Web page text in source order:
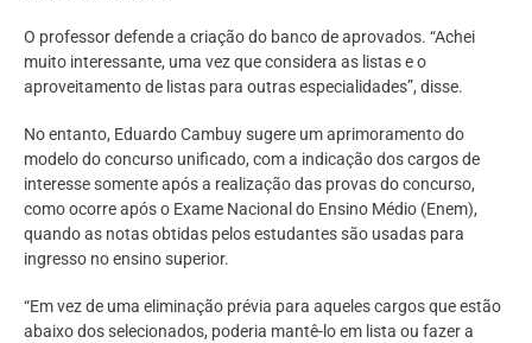
O professor defende a criação do banco de aprovados. “Achei
muito interessante, uma vez que considera as listas e o
aproveitamento de listas para outras especialidades”, disse.
No entanto, Eduardo Cambuy sugere um aprimoramento do
modelo do concurso unificado, com a indicação dos cargos de
interesse somente após a realização das provas do concurso,
como ocorre após o Exame Nacional do Ensino Médio (Enem),
quando as notas obtidas pelos estudantes são usadas para
ingresso no ensino superior.
“Em vez de uma eliminação prévia para aqueles cargos que estão
abaixo dos selecionados, poderia mantê-lo em lista ou fazer a